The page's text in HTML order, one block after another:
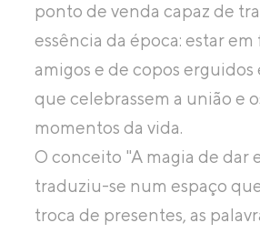
ponto de venda capaz de
essência da época: estar
amigos e de copos
que celebrassem a união e
momentos da vida.
O conceito "A magia de dar
traduziu-se num espaço
troca de presentes, as